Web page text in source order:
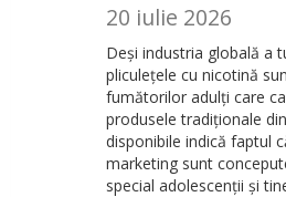
20 iulie 2026
Deși industria globală a
pliculețele cu nicotină
fumătorilor adulți care
produsele tradiționale
disponibile indică faptul
marketing sunt
special adolescenții și